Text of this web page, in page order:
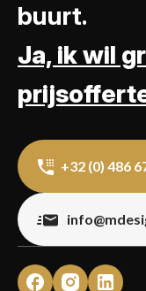
buurt.
Ja, ik wil
+32 (0) 486